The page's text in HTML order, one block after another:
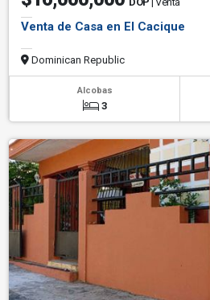
Venta de Casa en El Cacique
Dominican Republic
Alcobas
3